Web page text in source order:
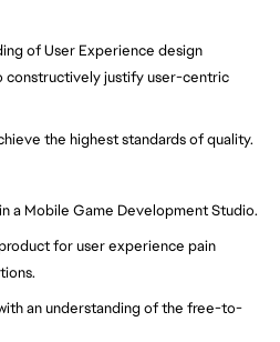
of User Experience design
constructively justify user-centric
the highest standards of quality.
a Mobile Game Development Studio.
for user experience pain
an understanding of the free-to-